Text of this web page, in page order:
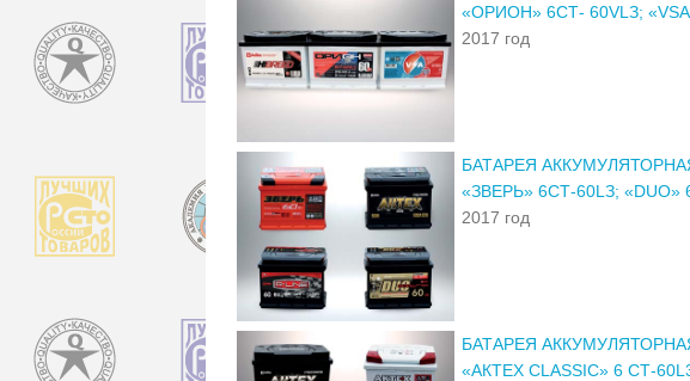
«ОРИОН» 6СТ- 60VLЗ;
2017 год
БАТАРЕЯ
«ЗВЕРЬ» 6СТ-60LЗ; «DUO»
2017 год
БАТАРЕЯ
«АКТЕХ CLASSIC» 6 СТ-